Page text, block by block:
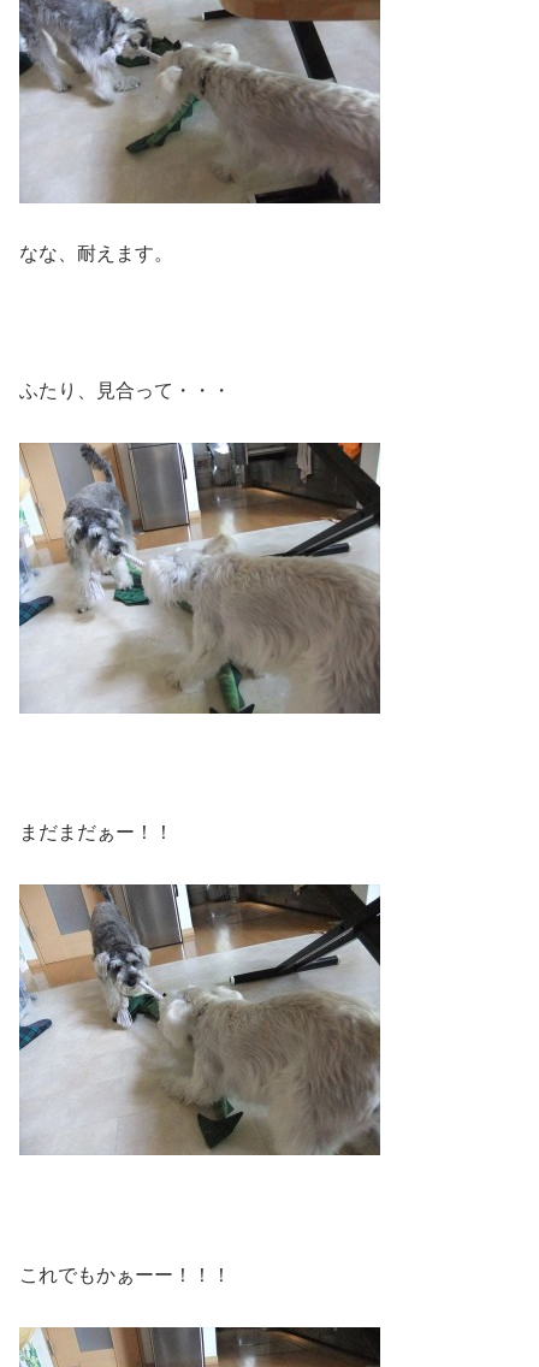
なな、耐えます。
ふたり、見合って・・・
まだまだぁー！！
これでもかぁーー！！！